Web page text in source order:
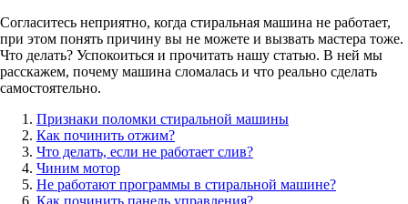
Согласитесь неприятно, когда стиральная машина не работает,
при этом понять причину вы не можете и вызвать мастера тоже.
Что делать? Успокоиться и прочитать нашу статью. В ней мы
расскажем, почему машина сломалась и что реально сделать
самостоятельно.
Признаки поломки стиральной машины
Как починить отжим?
Что делать, если не работает слив?
Чиним мотор
Не работают программы в стиральной машине?
Как починить панель управления?